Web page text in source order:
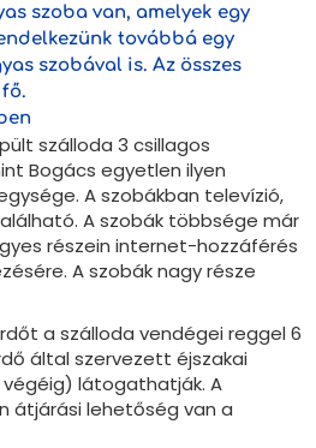
szoba van, amelyek egy
továbbá egy
szobával is. Az összes
szálloda 3 csillagos
Bogács egyetlen ilyen
A szobákban televízió,
A szobák többsége már
részein internet-hozzáférés
A szobák nagy része
a szálloda vendégei reggel 6
által szervezett éjszakai
látogathatják. A
átjárási lehetőség van a